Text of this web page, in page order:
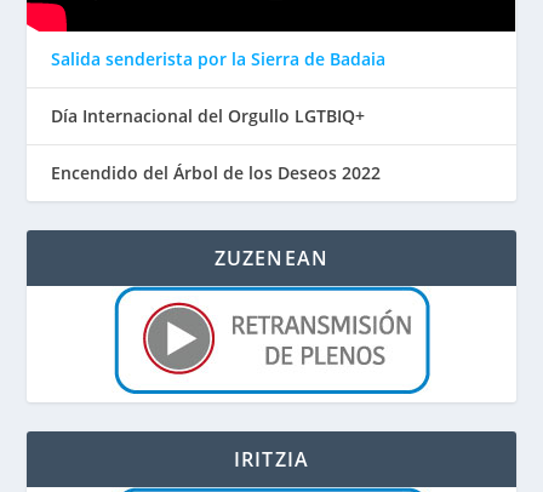
Salida senderista por la Sierra de Badaia
Día Internacional del Orgullo LGTBIQ+
Encendido del Árbol de los Deseos 2022
ZUZENEAN
IRITZIA